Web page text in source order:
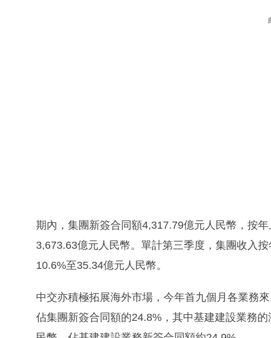
期內，集團新簽合同額4,317.79億元人民幣，按
3,673.63億元人民幣。單計第三季度，集團收入
10.6%至35.34億元人民幣。
中交亦積極拓展海外市場，今年首九個月各業務
佔集團新簽合同額的24.8%，其中基建建設業務